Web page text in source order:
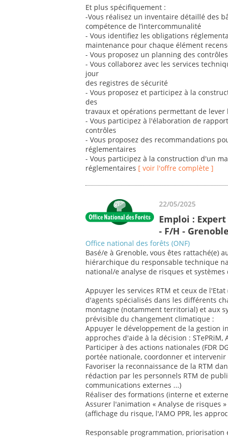
Et plus spécifiquement :
-Vous réalisez un inventaire détaillé des
compétence de l’intercommunalité
- Vous identifiez les obligations
maintenance pour chaque élément
- Vous proposez un planning des
- Vous collaborez avec les services
jour
des registres de sécurité
- Vous proposez et participez à la
des
travaux et opérations permettant de
- Vous participez à l'élaboration de
contrôles
- Vous proposez des recommandations
réglementaires
- Vous participez à la construction d'un
réglementaires [ voir l'offre complète ]
22/05/2025
Emploi :
- F/H - Grenoble
Office national des forêts (ONF)
Basé/e à Grenoble, vous êtes rattaché(e)
hiérarchique du responsable technique
national/e analyse de risques et
Appuyer les services RTM et ceux de l'Etat
d'agents spécialisés dans les différents
montagne (notamment territorial) et aux
prévisible du changement climatique :
Appuyer le développement de la gestion
approches d'aide à la décision : STePRiM,
Participer à des actions nationales (FDR
portée nationale, coordonner et
Favoriser la reconnaissance de la RTM
rédaction par les personnels RTM de
communications externes ...)
Réaliser des formations (interne et
Assurer l'animation « Analyse de risques
(affichage du risque, l'AMO PPR, les
Responsable programmation, priorisation